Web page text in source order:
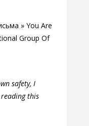
» You Are
Group Of
safety, I
this